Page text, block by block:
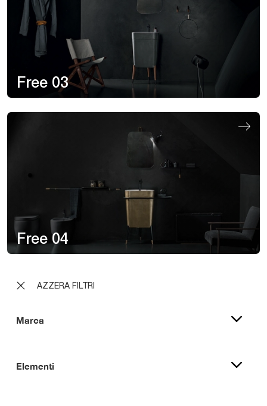
AZZERA FILTRI
Marca
Elementi
Free 03
Free 04